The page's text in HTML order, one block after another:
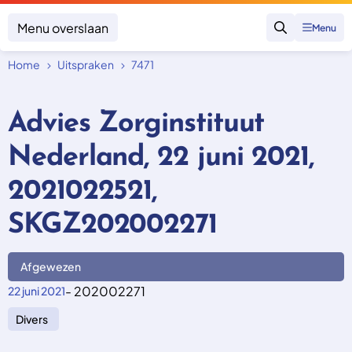
Menu overslaan
Zoeken
Menu
Onderwerpen
Zorgverzekering afsluiten
Zorgverzekering betalen
Vergoeding van zorg
Zorg in het buitenland
Nieuw in Nederland
Geen zorgverzekering
Focus en impact
Uitspraken
Trainingen
Over SKGZ
Nieuws
Vacatures
Home Uitspraken 7471
Advies Zorginstituut
Nederland, 22 juni 2021,
2021022521,
SKGZ202002271
Afgewezen
22 juni 2021- 202002271
Divers